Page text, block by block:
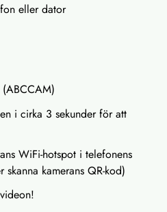
eller dator
i cirka 3 sekunder för att
WiFi-hotspot i telefonens
kamerans QR-kod)